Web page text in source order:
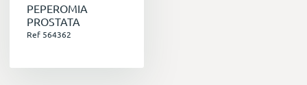
PEPEROMIA
PROSTATA
Ref 564362